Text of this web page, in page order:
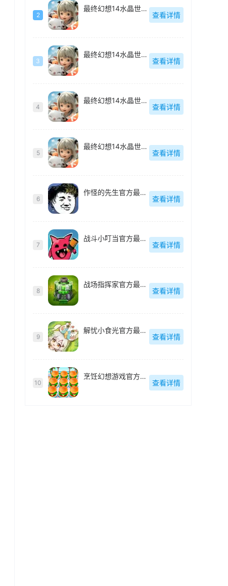
2
最终幻想14水晶世界官网版
查看详情
3
最终幻想14水晶世界手机版
查看详情
4
最终幻想14水晶世界最终幻想水晶世界手游
查看详情
5
最终幻想14水晶世界最终幻想水晶世界
查看详情
6
作怪的先生官方最新版
查看详情
7
战斗小叮当官方最新版
查看详情
8
战场指挥家官方最新版
查看详情
9
解忧小食光官方最新版
查看详情
10
烹饪幻想游戏官方最新版
查看详情